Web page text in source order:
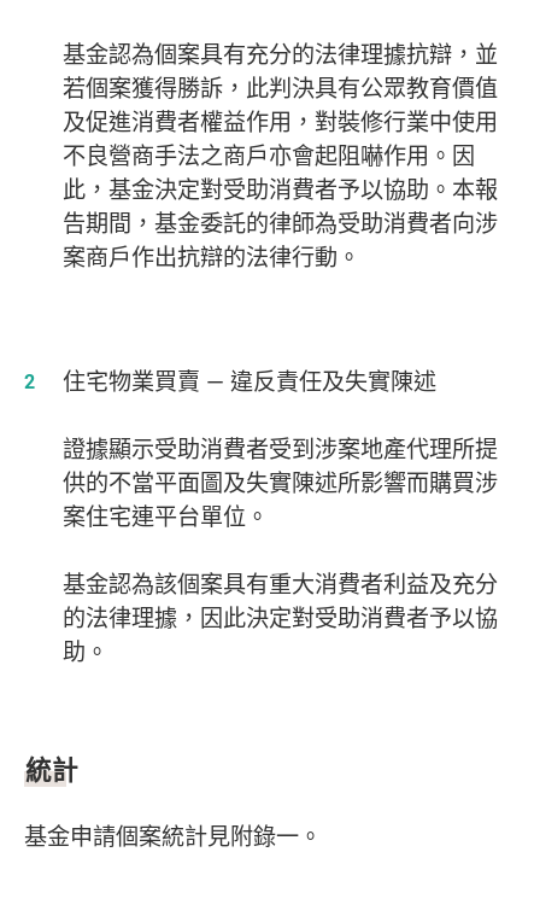
基金認為個案具有充分的法律理據抗辯，並
若個案獲得勝訴，此判決具有公眾教育價值
及促進消費者權益作用，對裝修行業中使用
不良營商手法之商戶亦會起阻嚇作用。因
此，基金決定對受助消費者予以協助。本報
告期間，基金委託的律師為受助消費者向涉
案商戶作出抗辯的法律行動。
住宅物業買賣 — 違反責任及失實陳述
證據顯示受助消費者受到涉案地產代理所提
供的不當平面圖及失實陳述所影響而購買涉
案住宅連平台單位。
基金認為該個案具有重大消費者利益及充分
的法律理據，因此決定對受助消費者予以協
助。
統計
基金申請個案統計見附錄一。